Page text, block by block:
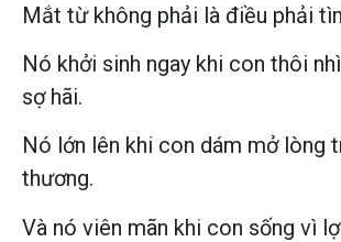
Mắt từ không phải là điều phải
Nó khởi sinh ngay khi con thôi
sợ hãi.
Nó lớn lên khi con dám mở lòng
thương.
Và nó viên mãn khi con sống vì